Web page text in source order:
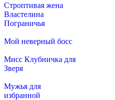
Строптивая жена
Властелина
Пограничья
Мой неверный босс
Мисс Клубничка для
Зверя
Мужья для
избранной